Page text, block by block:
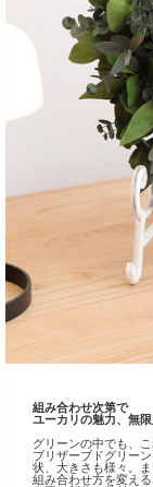
組み合わせ次第で
ユーカリの魅力、無
グリーンの中でも、
ブリザーブドグリー
状、大きさも様々。
組み合わせ方を変え